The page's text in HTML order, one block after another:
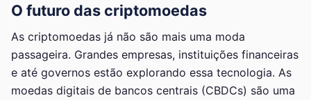
O futuro das criptomoedas
As criptomoedas já não são mais uma moda
passageira. Grandes empresas, instituições financeiras
e até governos estão explorando essa tecnologia. As
moedas digitais de bancos centrais (CBDCs) são uma